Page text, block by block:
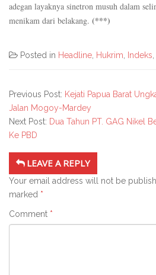
adegan layaknya sinetron musuh dalam
menikam dari belakang. (***)
Posted in Headline Hukrim Indeks
Previous Post: Kejati Papua Barat
Jalan Mogoy-Mardey
Next Post: Dua Tahun PT. GAG Nikel
Ke PBD
LEAVE A REPLY
Your email address will not be
marked *
Comment *